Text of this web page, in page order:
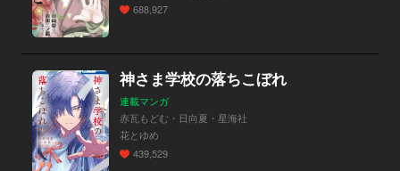
688,927
神さま学校の落ちこぼれ
連載マンガ
赤瓦もどむ・日向夏・星海社
花とゆめ
439,529